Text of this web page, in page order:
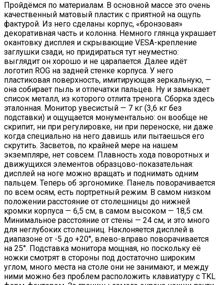
Пройдёмся по материалам. В основной массе это очень
качественный матовый пластик с приятной на ощупь
фактурой. Из него сделаны корпус, «бронзовая»
декоративная часть и колонна. Немного глянца украшает
окантовку дисплея и скрывающие VESA-крепление
заглушки сзади, но придираться тут неуместно:
выглядит он хорошо и не царапается. Далее идёт
логотип ROG на задней стенке корпуса. У него
пластиковая поверхность, имитирующая зеркальную, —
она собирает пыль и отпечатки пальцев. Ну и замыкает
список металл, из которого отлита тренога. Сборка здесь
эталонная. Монитор увесистый — 7 кг (3,6 кг без
подставки) и ощущается монументально: он вообще не
скрипит, ни при регулировке, ни при переноске, ни даже
когда специально на него давишь или пытаешься его
скрутить. Засветов, по крайней мере на нашем
экземпляре, нет совсем. Плавность хода поворотных и
движущихся элементов образцово-показательная:
дисплей на ноге можно вращать и поднимать одним
пальцем. Теперь об эргономике. Панель поворачивается
по всем осям, есть портретный режим. В самом низком
положении расстояние от столешницы до нижней
кромки корпуса — 6,5 см, в самом высоком — 18,5 см.
Минимальное расстояние от стены — 24 см, и это много
для неглубоких столешниц. Наклоняется дисплей в
диапазоне от -5 до +20°, влево-вправо поворачивается
на 25°. Подставка монитора мощная, но поскольку её
ножки смотрят в стороны под достаточно широким
углом, много места на столе они не занимают, и между
ними можно без проблем расположить клавиатуру с TKL